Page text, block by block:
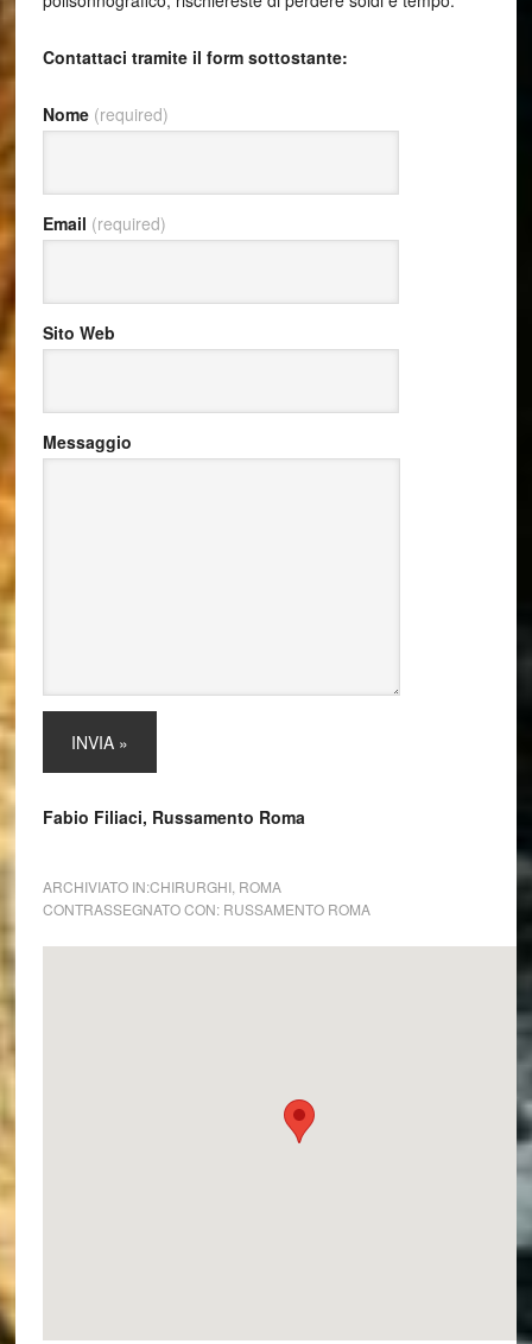
Contattaci tramite il form sottostante:
Nome (required)
Email (required)
Sito Web
Messaggio
Fabio Filiaci, Russamento Roma
ARCHIVIATO IN:CHIRURGHI, ROMA
CONTRASSEGNATO CON: RUSSAMENTO ROMA